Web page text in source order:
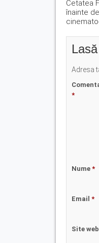
Cetatea
înainte
Adresa
*
Nume *
Email *
Site web